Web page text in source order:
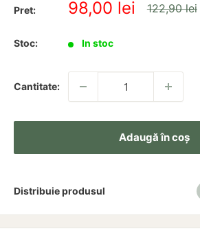
Pret:
Pret
redus
98,00 lei Pret
122,90 lei
Stoc: In stoc
Cantitate:
Adaugă în coș
Distribuie produsul